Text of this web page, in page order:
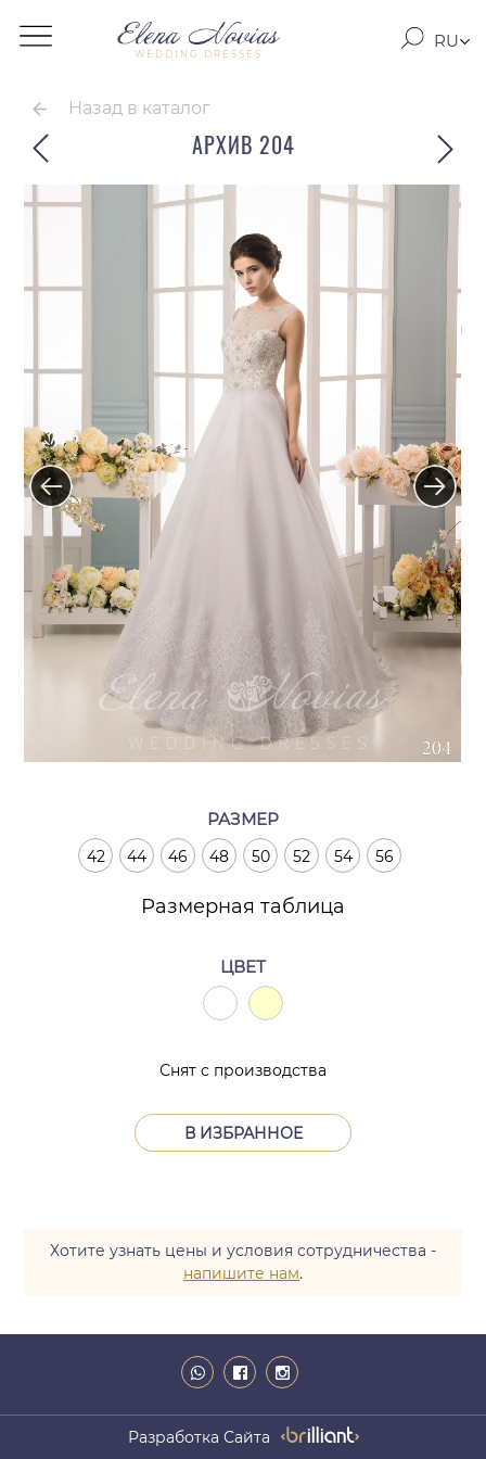
WEDDING DRESSES
RU
Назад в каталог
АРХИВ 204
РАЗМЕР
42 44 46 48 50 52 54 56
Размерная таблица
ЦВЕТ
В ИЗБРАННОЕ
Снят с производства
Хотите узнать цены и условия сотрудничества -
напишите нам.
Разработка Сайта